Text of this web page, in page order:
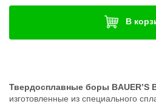
В
Твердосплавные боры BAUER’S
изготовленные из специального